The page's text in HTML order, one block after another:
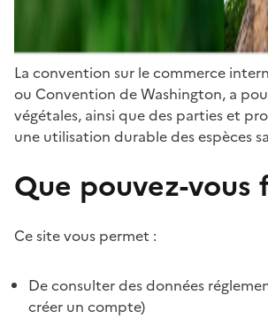
La convention sur le commerce
ou Convention de Washington, a
végétales, ainsi que des parties et
une utilisation durable des espèces
Que pouvez-vous
Ce site vous permet :
De consulter des données
créer un compte)